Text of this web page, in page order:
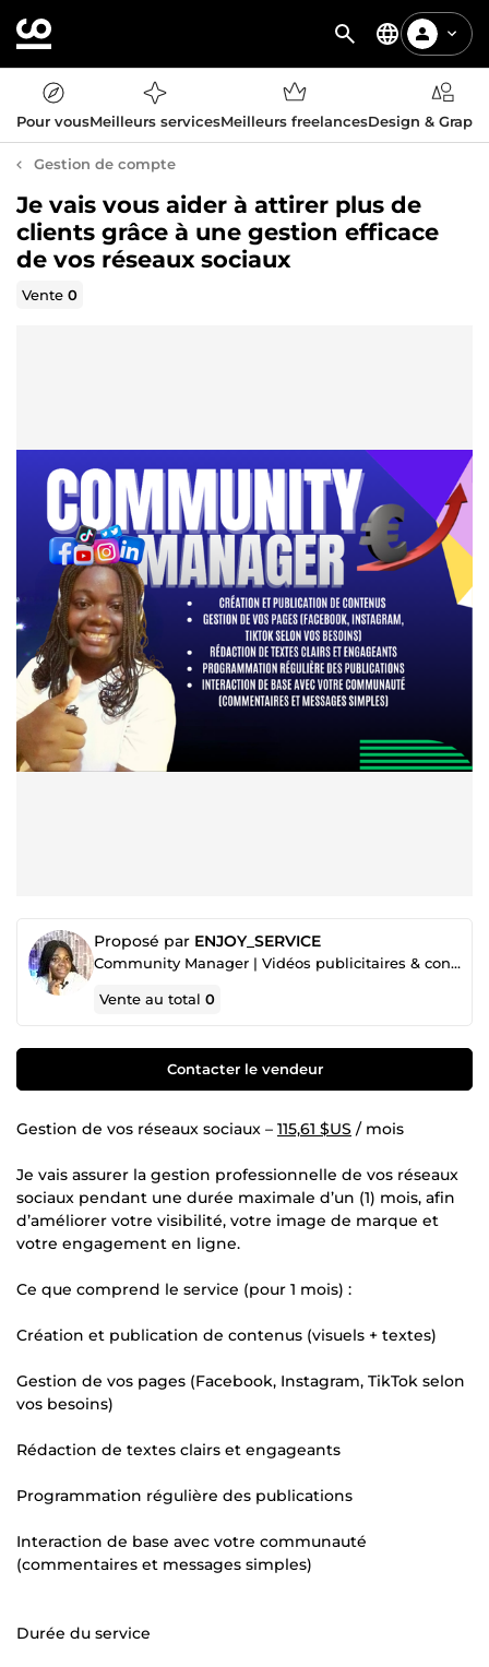
Pour vousMeilleurs servicesMeilleurs freelancesDesign &
Gestion de compte
Je vais vous aider à attirer plus de
clients grâce à une gestion efficace
de vos réseaux sociaux
Vente0
Proposé par ENJOY_SERVICE
Community Manager | Vidéos publicitaires & contenus qui attirent des clients, gestion SAV
Vente au total0
Contacter le vendeur
Gestion de vos réseaux sociaux – 115,61 $US / mois
Je vais assurer la gestion professionnelle de vos réseaux
sociaux pendant une durée maximale d’un (1) mois, afin
d’améliorer votre visibilité, votre image de marque et
votre engagement en ligne.
Ce que comprend le service (pour 1 mois) :
Création et publication de contenus (visuels + textes)
Gestion de vos pages (Facebook, Instagram, TikTok selon
vos besoins)
Rédaction de textes clairs et engageants
Programmation régulière des publications
Interaction de base avec votre communauté
(commentaires et messages simples)
Durée du service